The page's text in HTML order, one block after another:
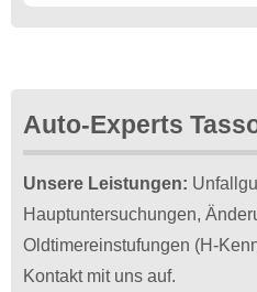
Auto-Experts
Unsere Leistungen:
Hauptuntersuchungen,
Oldtimereinstufungen (H-
Kontakt mit uns auf.